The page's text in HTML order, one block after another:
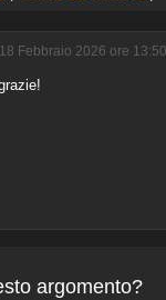
Febbraio 2026 ore 13:50
argomento?